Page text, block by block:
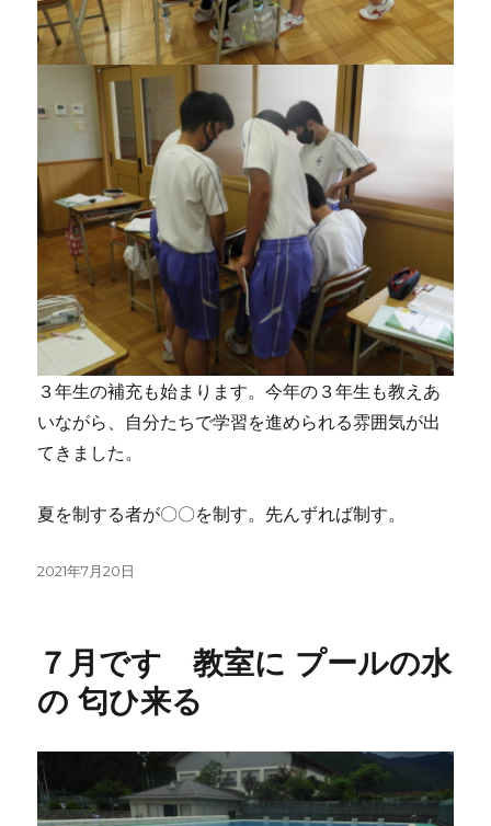
３年生の補充も始まります。今年の３年生も教えあ
いながら、自分たちで学習を進められる雰囲気が出
てきました。
夏を制する者が〇〇を制す。先んずれば制す。
投
2021年7月20日
７月です 教室に プールの水
の 匂ひ来る